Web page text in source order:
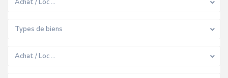
Achat / Loc …
Types de biens
Achat / Loc …